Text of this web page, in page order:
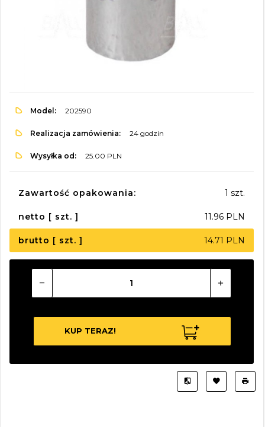
Model: 202590
Realizacja zamówienia: 24 godzin
Wysyłka od: 25.00 PLN
Zawartość opakowania: 1 szt.
netto [ szt. ] 11.96 PLN
brutto [ szt. ] 14.71 PLN
KUP TERAZ!